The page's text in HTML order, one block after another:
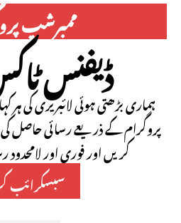
ممبرشپ
ڈیفنس
ہماری بڑھتی ہوئی لائبریری کی
پروگرام کے ذریعے رسائی حاصل
کریں اور فوری اور
سبسکرائب